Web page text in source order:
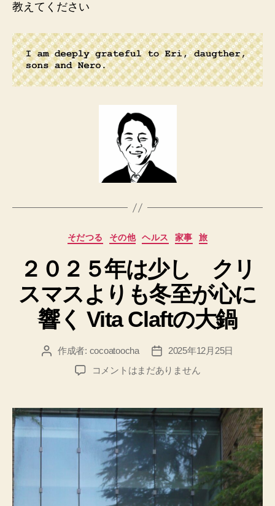
教えてください
カ
ゴ
リ
ー
そだつる その他 ヘルス 家事 旅
２０２５年は少し クリ
スマスよりも冬至が心に
響く Vita Claftの大鍋
投 作成者: cocoatoocha
投
稿
日
2025年12月25日
２
５
は
し
ク
リ
コメントはまだありません